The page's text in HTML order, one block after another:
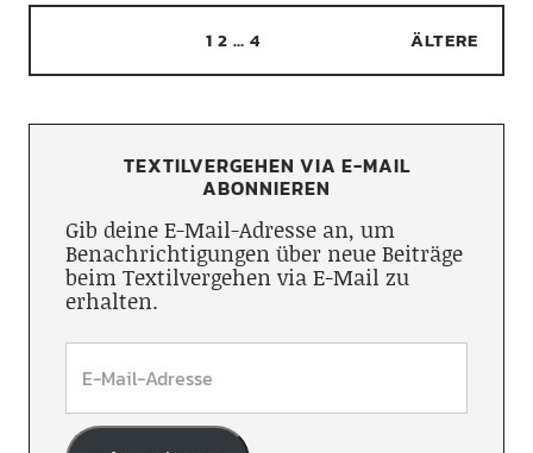
1 2 … 4 ÄLTERE
TEXTILVERGEHEN VIA E-MAIL
ABONNIEREN
Gib deine E-Mail-Adresse an, um
Benachrichtigungen über neue Beiträge
beim Textilvergehen via E-Mail zu
erhalten.